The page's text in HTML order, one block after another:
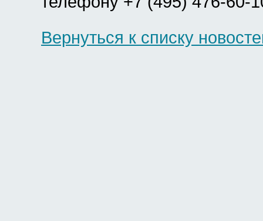
Вернуться к списку